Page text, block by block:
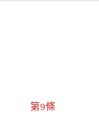
第9條